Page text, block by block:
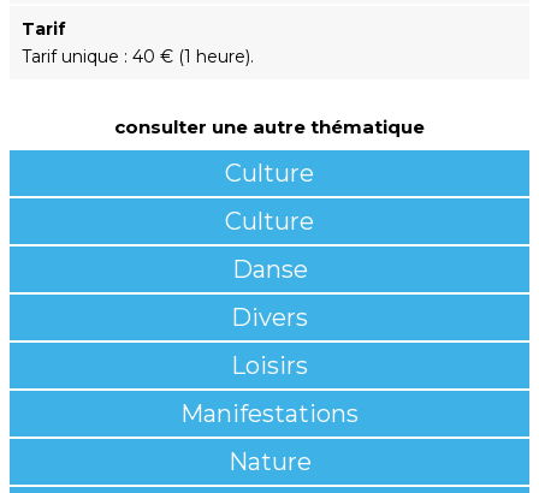
Tarif
Tarif unique : 40 € (1 heure).
consulter une autre thématique
Culture
Culture
Danse
Divers
Loisirs
Manifestations
Nature